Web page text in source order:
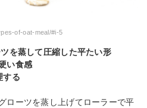
of-oat-meal/#i-5
を蒸して圧縮した平たい形
い食感
する
ローツを蒸し上げてローラーで平